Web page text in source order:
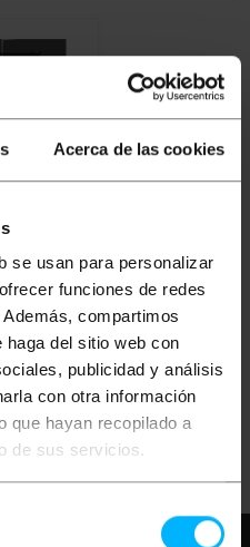
Acerca de las cookies
se usan para personalizar
funciones de redes
compartimos
del sitio web con
publicidad y análisis
con otra información
que hayan recopilado a
de sus servicios.
pour 3
PVD
195,98 €
REF: